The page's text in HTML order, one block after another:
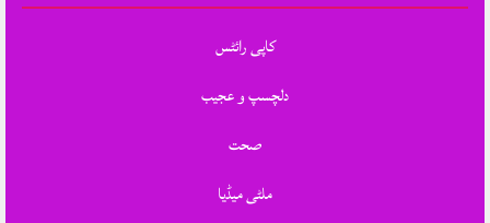
کاپی رائٹس
دلچسپ و عجیب
صحت
ملٹی میڈیا